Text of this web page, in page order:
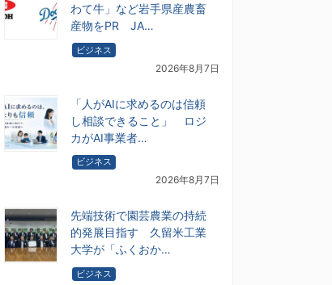
わて牛」など岩手県産農畜
産物をPR JA…
ビジネス
2026年8月7日
「人がAIに求めるのは信頼
し相談できること」 ロジ
カがAI事業者…
ビジネス
2026年8月7日
先端技術で園芸農業の持続
的発展目指す 久留米工業
大学が「ふくおか…
ビジネス